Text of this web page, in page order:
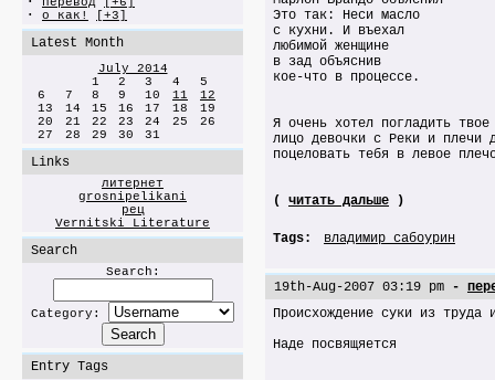
· о как! [+3]
Latest Month
July 2014
1
2 3 4
5
6
7 8 9 10 11
12
13
14 15 16 17 18
19
20
21 22 23 24 25
26
27
28 29 30 31
Links
литернет
grosnipelikani
рец
Vernitski Literature
Search
Search:
Category:
Entry Tags
Это так: Неси масло
с кухни. И въехал
любимой женщине
в зад объяснив
кое-что в процессе.
Я очень хотел погладить твое
лицо девочки с Реки и плечи
поцеловать тебя в левое
( читать дальше )
Tags: владимир сабоурин
19th-Aug-2007 03:19 pm -
Происхождение суки из труда
Наде посвящяется